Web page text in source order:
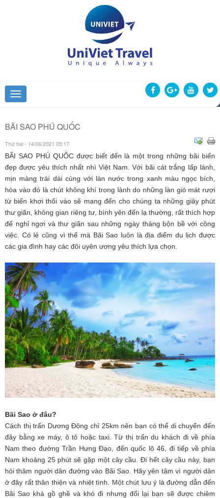
BÃI SAO PHÚ QUỐC
Thứ hai - 14/06/2021 05:17
BÃI SAO PHÚ QUỐC được biết đến là một trong những bãi biển
đẹp được yêu thích nhất nhì Việt Nam. Với bãi cát trắng lấp lánh,
mịn màng trải dài cùng với làn nước trong xanh màu ngọc bích,
hòa vào đó là chút không khí trong lành do những làn gió mát rượi
từ biển khơi thổi vào sẽ mang đến cho chúng ta những giây phút
thư giãn, không gian riêng tư, bình yên đến lạ thường, rất thích hợp
để nghỉ ngơi và thư giãn sau những ngày tháng bộn bề với công
việc. Có lẻ cũng vì thế mà Bãi Sao luôn là địa điểm du lịch được
các gia đình hay các đôi uyên ương yêu thích lựa chọn.
Bãi Sao ở đâu?
Cách thị trấn Dương Đông chỉ 25km nên bạn có thể di chuyển đến
đây bằng xe máy, ô tô hoặc taxi. Từ thị trấn du khách đi về phía
Nam theo đường Trần Hưng Đạo, đến quốc lộ 46, đi tiếp về phía
Nam khoảng 25 phút sẽ gặp một cây cầu. Đi hết cây cầu này, bạn
hỏi thăm người dân đường vào Bãi Sao. Hãy yên tâm vì người dân
ở đây rất thân thiện và nhiệt tình. Một chút lưu ý là đường dẫn đến
Bãi Sao khá gồ ghề và khó đi nhưng đổi lại bạn sẽ được chiêm